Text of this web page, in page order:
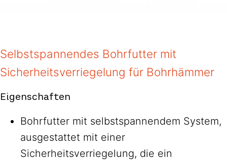
Selbstspannendes Bohrfutter mit
Sicherheitsverriegelung für Bohrhämmer
Eigenschaften
Bohrfutter mit selbstspannendem System,
ausgestattet mit einer
Sicherheitsverriegelung, die ein